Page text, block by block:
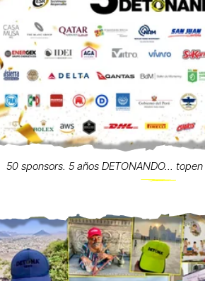
50 sponsors. 5 años DETONANDO...